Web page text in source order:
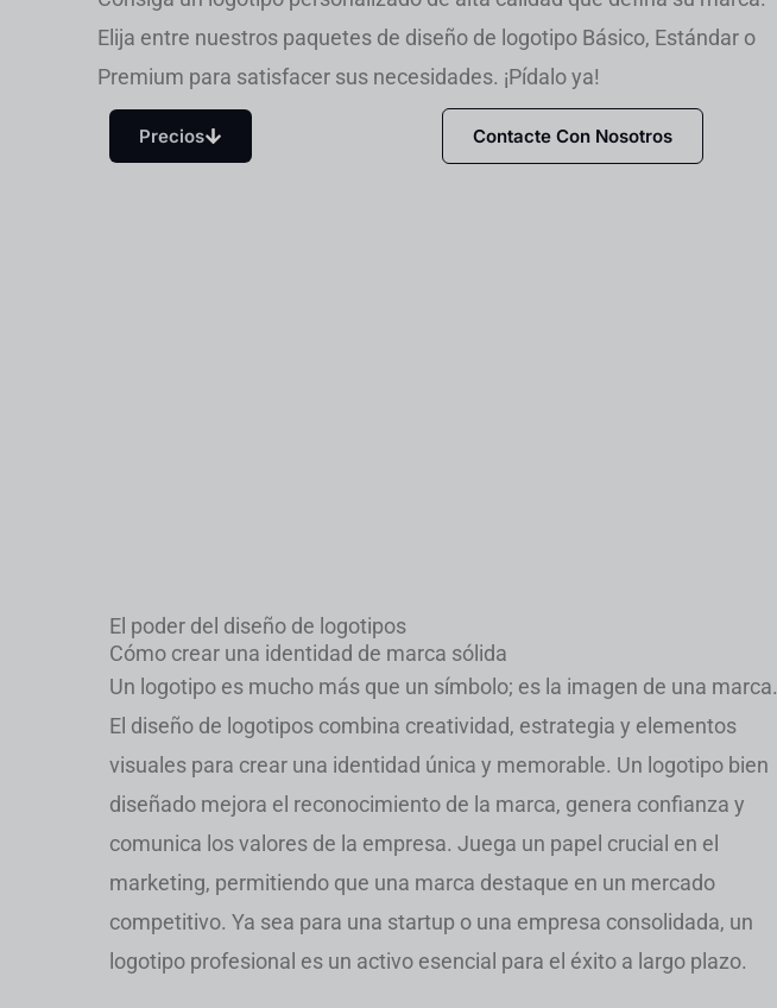
Elija entre nuestros paquetes de diseño de logotipo Básico, Estándar o
Premium para satisfacer sus necesidades. ¡Pídalo ya!
Precios Contacte Con Nosotros
El poder del diseño de logotipos
Cómo crear una identidad de marca sólida
Un logotipo es mucho más que un símbolo; es la imagen de una marca.
El diseño de logotipos combina creatividad, estrategia y elementos
visuales para crear una identidad única y memorable. Un logotipo bien
diseñado mejora el reconocimiento de la marca, genera confianza y
comunica los valores de la empresa. Juega un papel crucial en el
marketing, permitiendo que una marca destaque en un mercado
competitivo. Ya sea para una startup o una empresa consolidada, un
logotipo profesional es un activo esencial para el éxito a largo plazo.